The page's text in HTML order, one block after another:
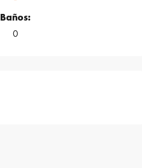
Baños:
0